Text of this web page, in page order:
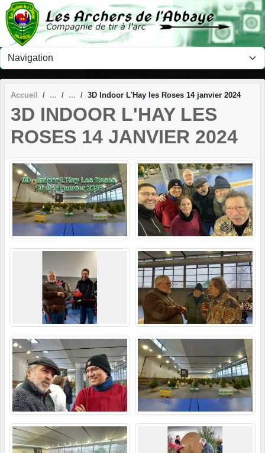
Accueil 3D Indoor L'Hay les Roses 14 janvier 2024
3D INDOOR L'HAY LES
ROSES 14 JANVIER 2024
Panneau de gestion des cookies